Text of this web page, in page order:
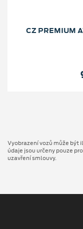
CZ PREMIUM
Vyobrazení vozů může být
údaje jsou určeny pouze
uzavření smlouvy.